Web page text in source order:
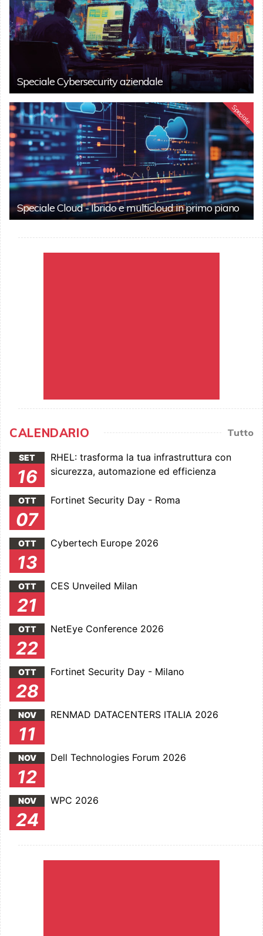
Speciale Cybersecurity aziendale
Speciale
Speciale Cloud - Ibrido e multicloud in primo piano
CALENDARIO Tutto
SET
16
RHEL: trasforma la tua infrastruttura con
sicurezza, automazione ed efficienza
OTT
07
Fortinet Security Day - Roma
OTT
13
Cybertech Europe 2026
OTT
21
CES Unveiled Milan
OTT
22
NetEye Conference 2026
OTT
28
Fortinet Security Day - Milano
NOV
11
RENMAD DATACENTERS ITALIA 2026
NOV
12
Dell Technologies Forum 2026
NOV
24
WPC 2026